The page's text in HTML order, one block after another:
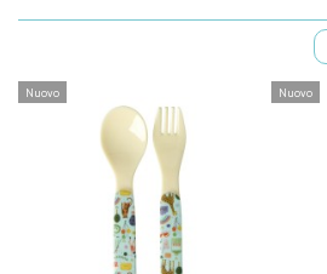
Nuovo Nuovo